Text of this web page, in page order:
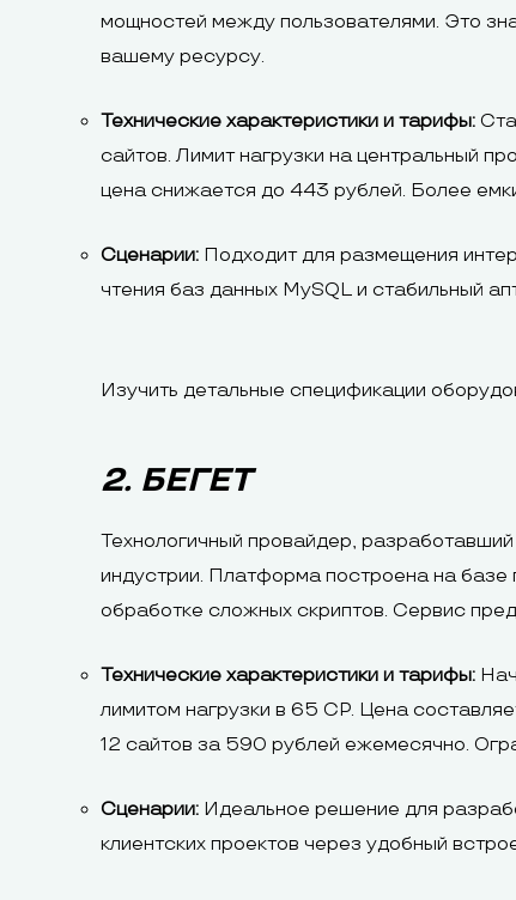
мощностей между пользователями. Это
вашему ресурсу.
Технические характеристики и тарифы:
сайтов. Лимит нагрузки на центральный
цена снижается до 443 рублей. Более
Сценарии: Подходит для размещения
чтения баз данных MySQL и стабильный
Изучить детальные спецификации
2. БЕГЕТ
Технологичный провайдер,
индустрии. Платформа построена на базе
обработке сложных скриптов. Сервис
Технические характеристики и тарифы:
лимитом нагрузки в 65 CP. Цена
12 сайтов за 590 рублей ежемесячно.
Сценарии: Идеальное решение для
клиентских проектов через удобный